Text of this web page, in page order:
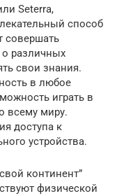
Seterra,
способ
совершать
о различных
свои знания.
в любое
играть в
всему миру.
доступа к
устройства.
континент”
физической